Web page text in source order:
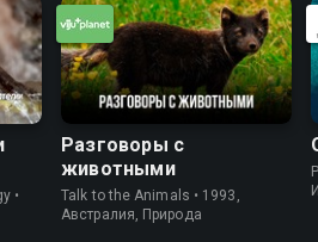
•
Разговоры с
животными
Talk to the Animals • 1993,
Австралия, Природа